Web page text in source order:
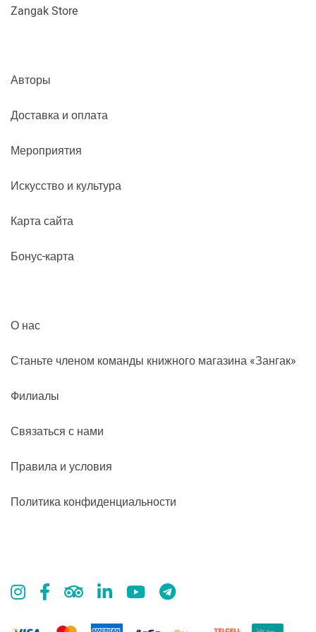
Zangak Store
Авторы
Доставка и оплата
Мероприятия
Искусство и культура
Карта сайта
Бонус-карта
О нас
Станьте членом команды книжного магазина «Зангак»
Филиалы
Связаться с нами
Правила и условия
Политика конфиденциальности